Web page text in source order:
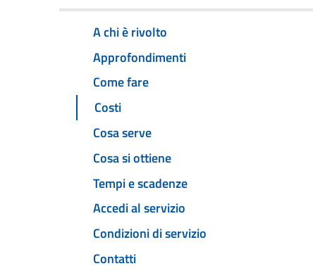
A chi è rivolto
Approfondimenti
Come fare
Costi
Cosa serve
Cosa si ottiene
Tempi e scadenze
Accedi al servizio
Condizioni di servizio
Contatti